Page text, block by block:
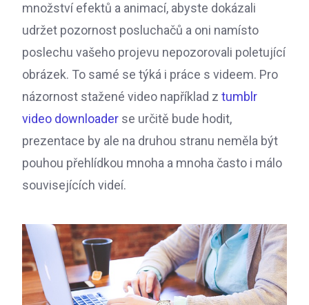
množství efektů a animací, abyste dokázali
udržet pozornost posluchačů a oni namísto
poslechu vašeho projevu nepozorovali poletující
obrázek. To samé se týká i práce s videem. Pro
názornost stažené video například z tumblr
video downloaderse určitě bude hodit,
prezentace by ale na druhou stranu neměla být
pouhou přehlídkou mnoha a mnoha často i málo
souvisejících videí.